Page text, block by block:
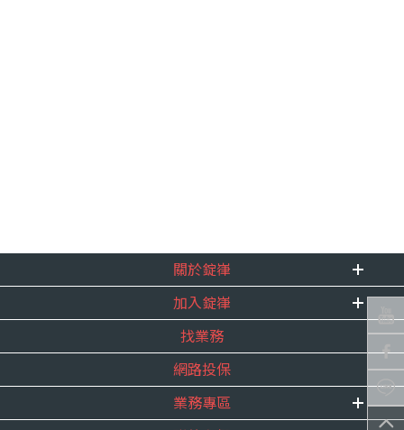
關於錠嵂
企業資訊
重要事跡
得獎紀錄
服務宣言
合作夥伴
加入錠嵂
內勤招聘
精英招募
年度增員計畫
找業務
網路投保
業務專區